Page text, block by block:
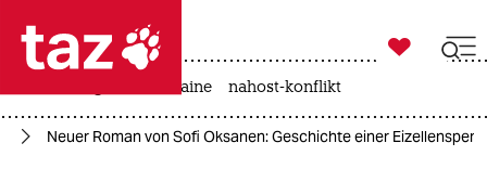
 taz zahl ich
taz zahl ich

taz zahl ich
krieg in der ukraine nahost-konflikt
Neuer Roman von Sofi Oksanen: Geschichte einer